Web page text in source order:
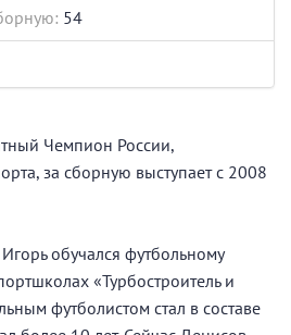
54
Чемпион России,
за сборную выступает с 2008
обучался футбольному
«Турбостроитель и
футболистом стал в составе